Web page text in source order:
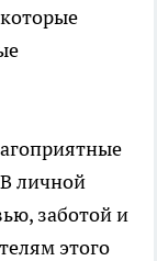
личной
заботой и
этого